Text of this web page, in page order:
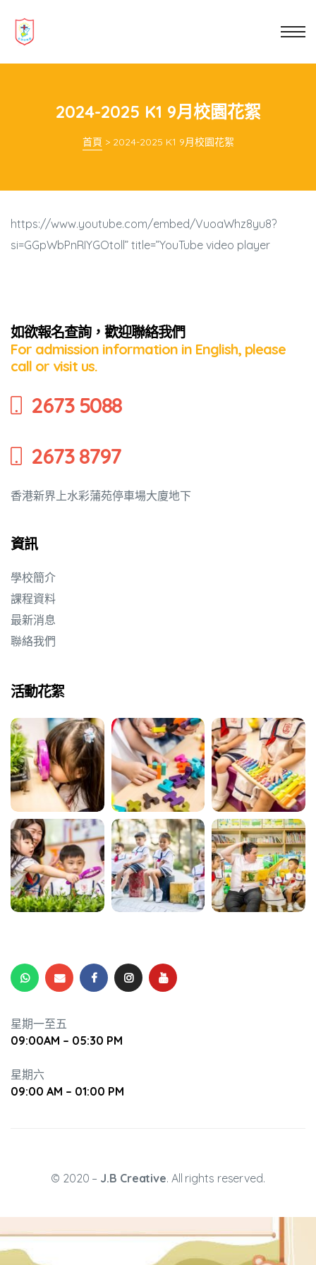
2024-2025 K1 9月校園花絮
首頁 > 2024-2025 K1 9月校園花絮
https://www.youtube.com/embed/VuoaWhz8yu8?
si=GGpWbPnRIYGOtoll” title=”YouTube video player
如欲報名查詢，歡迎聯絡我們
For admission information in English, please
call or visit us.
2673 5088
2673 8797
香港新界上水彩蒲苑停車場大廈地下
資訊
學校簡介
課程資料
最新消息
聯絡我們
活動花絮
星期一至五
09:00AM – 05:30 PM
星期六
09:00 AM – 01:00 PM
© 2020 – J.B Creative. All rights reserved.
教育
語」
養幼兒